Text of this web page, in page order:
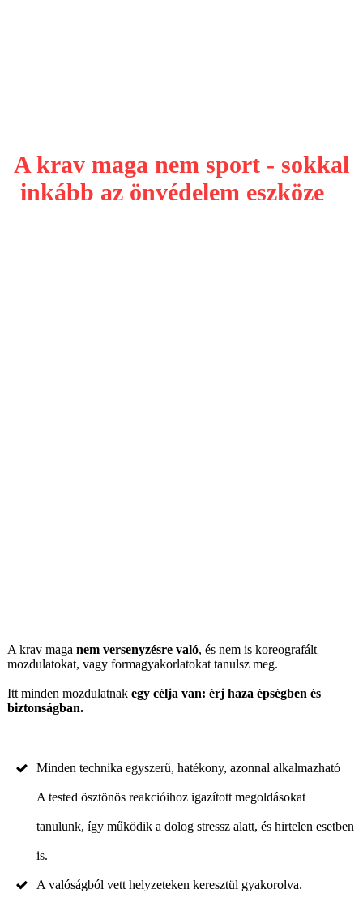
A krav maga nem sport - sokkal
inkább az önvédelem eszköze
A krav maga nem versenyzésre való, és nem is koreografált
mozdulatokat, vagy formagyakorlatokat tanulsz meg.
Itt minden mozdulatnak egy célja van: érj haza épségben és
biztonságban.
Minden technika egyszerű, hatékony, azonnal alkalmazható
A tested ösztönös reakcióihoz igazított megoldásokat
tanulunk, így működik a dolog stressz alatt, és hirtelen esetben
is.
A valóságból vett helyzeteken keresztül gyakorolva.